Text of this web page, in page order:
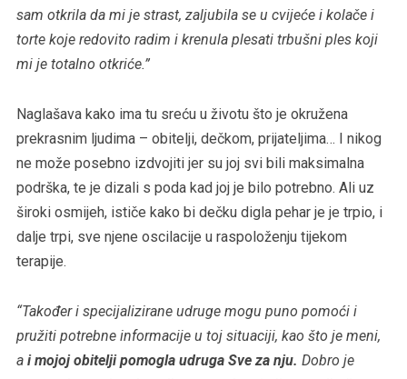
sam otkrila da mi je strast, zaljubila se u cvijeće i kolače i
torte koje redovito radim i krenula plesati trbušni ples koji
mi je totalno otkriće.”
Naglašava kako ima tu sreću u životu što je okružena
prekrasnim ljudima – obitelji, dečkom, prijateljima… I nikog
ne može posebno izdvojiti jer su joj svi bili maksimalna
podrška, te je dizali s poda kad joj je bilo potrebno. Ali uz
široki osmijeh, ističe kako bi dečku digla pehar je je trpio, i
dalje trpi, sve njene oscilacije u raspoloženju tijekom
terapije.
“Također i specijalizirane udruge mogu puno pomoći i
pružiti potrebne informacije u toj situaciji, kao što je meni,
a i mojoj obitelji pomogla udruga Sve za nju. Dobro je